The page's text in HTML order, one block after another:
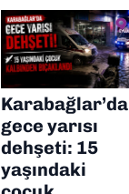
Karabağlar’da
gece yarısı
dehşeti: 15
yaşındaki